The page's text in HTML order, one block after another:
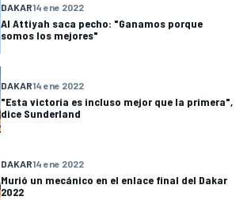
DAKAR14 ene 2022
Al Attiyah saca pecho: "Ganamos porque
somos los mejores"
DAKAR14 ene 2022
"Esta victoria es incluso mejor que la primera",
dice Sunderland
DAKAR14 ene 2022
Murió un mecánico en el enlace final del Dakar
2022